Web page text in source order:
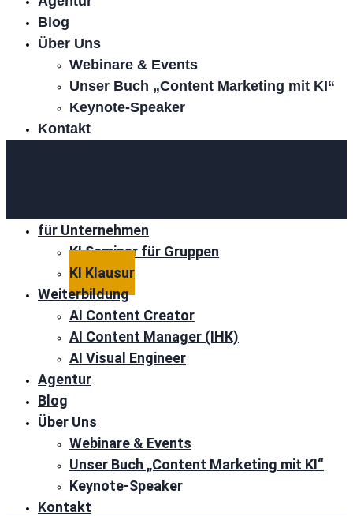
Blog
Über Uns
Webinare & Events
Unser Buch „Content Marketing mit KI“
Keynote-Speaker
Kontakt
für Unternehmen
KI Seminar für Gruppen
KI Klausur
Weiterbildung
AI Content Creator
AI Content Manager (IHK)
AI Visual Engineer
Agentur
Blog
Über Uns
Webinare & Events
Unser Buch „Content Marketing mit KI“
Keynote-Speaker
Kontakt